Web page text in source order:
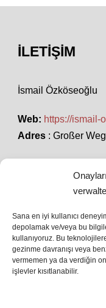
Sana en iyi kullanıcı
depolamak ve/veya bu
kullanıyoruz. Bu
gezinme davranışı veya
vermemen ya da verdiğin
işlevler kısıtlanabilir.
İLETIŞIM
İsmail Özköseoğlu
Web: https://ismail-
Adres : Großer
SON
Villa
08